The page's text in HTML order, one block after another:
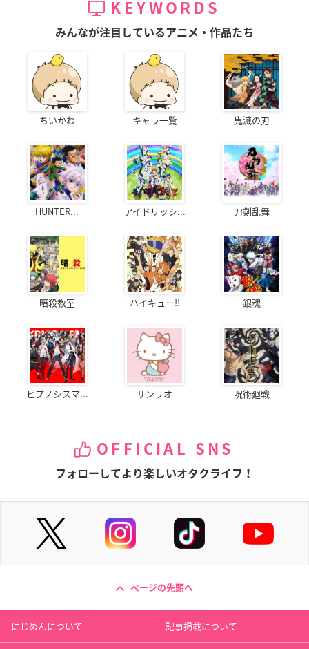
KEYWORDS
みんなが注目しているアニメ・作品たち
ちいかわ キャラ一覧 鬼滅の刃
HUNTER... アイドリッシ... 刀剣乱舞
暗殺教室 ハイキュー!! 銀魂
ヒプノシスマ... サンリオ 呪術廻戦
OFFICIAL SNS
フォローしてより楽しいオタクライフ！
ページの先頭へ
にじめんについて 記事掲載について